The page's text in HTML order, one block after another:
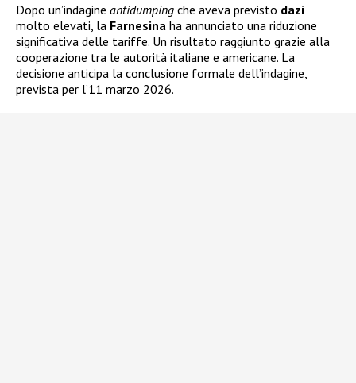
Dopo un’indagine antidumping che aveva previsto dazi
molto elevati, la Farnesina ha annunciato una riduzione
significativa delle tariffe. Un risultato raggiunto grazie alla
cooperazione tra le autorità italiane e americane. La
decisione anticipa la conclusione formale dell’indagine,
prevista per l’11 marzo 2026.